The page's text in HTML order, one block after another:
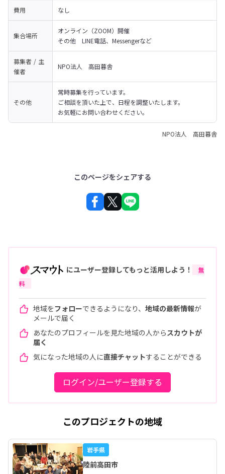
費用 なし
集合場所
オンライン（ZOOM）開催
その他　LINE電話、Messengerなど
募集者 / 主
催者
NPO法人　高田暮舎
その他
常時募集を行っています。
ご相談を頂いた上で、日程を調整いたします。
お気軽にお問い合わせください。
NPO法人 高田暮舎
このページをシェアする
にユーザー登録してもっと活用しよう！
無
料
地域をフォローできるようになり、 地域の最新情報が
メールで届く
あなたのプロフィールを見た地域の人から スカウトが
届く
気になった地域の人に直接チャットすることができる
ログイン/ユーザー登録する
このプロジェクトの地域
岩手県
陸前高田市